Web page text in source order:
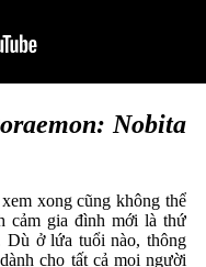
Nobita
xong cũng không thể
cảm gia đình mới là thứ
Dù ở lứa tuổi nào, thông
cho tất cả mọi người